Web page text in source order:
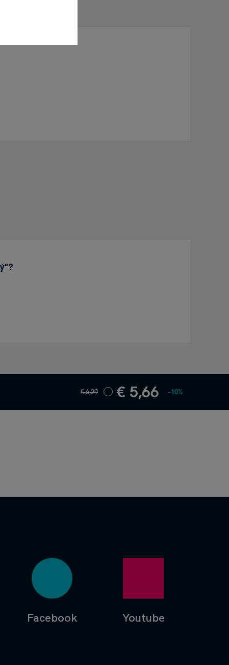
€ 6,29 € 5,66 −10%
Facebook Youtube